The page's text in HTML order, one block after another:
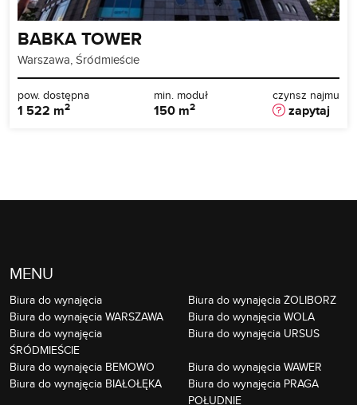
BABKA TOWER
Warszawa, Śródmieście
pow. dostępna
1 522 m2
min. moduł
150 m2
czynsz najmu
zapytaj
MENU
Biura do wynajęcia
Biura do wynajęcia ŻOLIBORZ
Biura do wynajęcia WARSZAWA
Biura do wynajęcia WOLA
Biura do wynajęcia
ŚRÓDMIEŚCIE
Biura do wynajęcia URSUS
Biura do wynajęcia BEMOWO
Biura do wynajęcia WAWER
Biura do wynajęcia BIAŁOŁĘKA
Biura do wynajęcia PRAGA
POŁUDNIE